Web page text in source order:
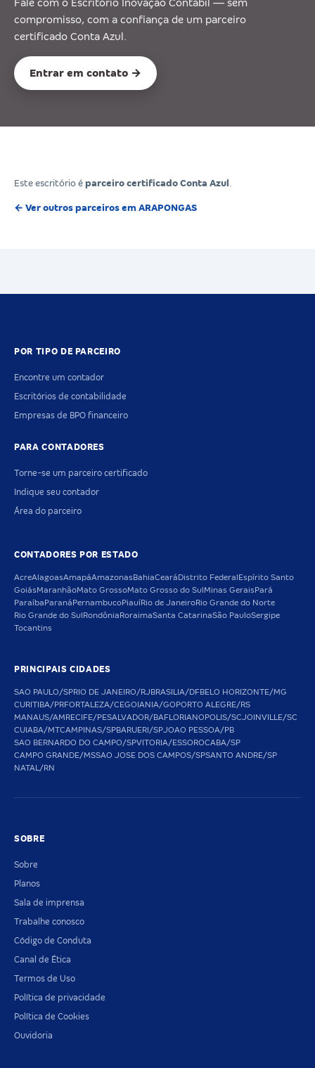
Fale com o Escritório Inovação Contábil — sem
compromisso, com a confiança de um parceiro
certificado Conta Azul.
Entrar em contato →
Este escritório é parceiro certificado Conta Azul
← Ver outros parceiros em ARAPONGAS
POR TIPO DE PARCEIRO
Encontre um contador
Escritórios de contabilidade
Empresas de BPO financeiro
PARA CONTADORES
Torne-se um parceiro certificado
Indique seu contador
Área do parceiro
CONTADORES POR ESTADO
AcreAlagoasAmapáAmazonas BahiaCeará Distrito Federal Espírito Santo
GoiásMaranhãoMato GrossoMato Grosso do Sul Minas Gerais Pará
Paraíba Paraná PernambucoPiauíRio de JaneiroRio Grande do Norte
Rio Grande do Sul Rondônia RoraimaSanta CatarinaSão PauloSergipe
Tocantins
PRINCIPAIS CIDADES
SAO PAULO/SPRIO DE JANEIRO/RJBRASILIA/DFBELO HORIZONTE/MG
CURITIBA/PRFORTALEZA/CEGOIANIA/GOPORTO ALEGRE/RS
MANAUS/AMRECIFE/PESALVADOR/BAFLORIANOPOLIS/SCJOINVILLE/SC
CUIABA/MTCAMPINAS/SPBARUERI/SPJOAO PESSOA/PB
SAO BERNARDO DO CAMPO/SPVITORIA/ESSOROCABA/SP
CAMPO GRANDE/MSSAO JOSE DOS CAMPOS/SPSANTO ANDRE/SP
NATAL/RN
SOBRE
Sobre
Planos
Sala de imprensa
Trabalhe conosco
Código de Conduta
Canal de Ética
Termos de Uso
Política de privacidade
Política de Cookies
Ouvidoria